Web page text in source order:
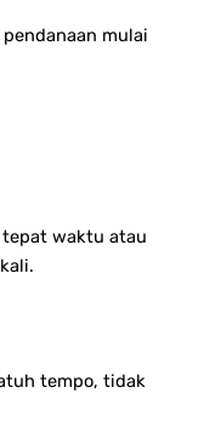
mulai
waktu atau
tempo, tidak